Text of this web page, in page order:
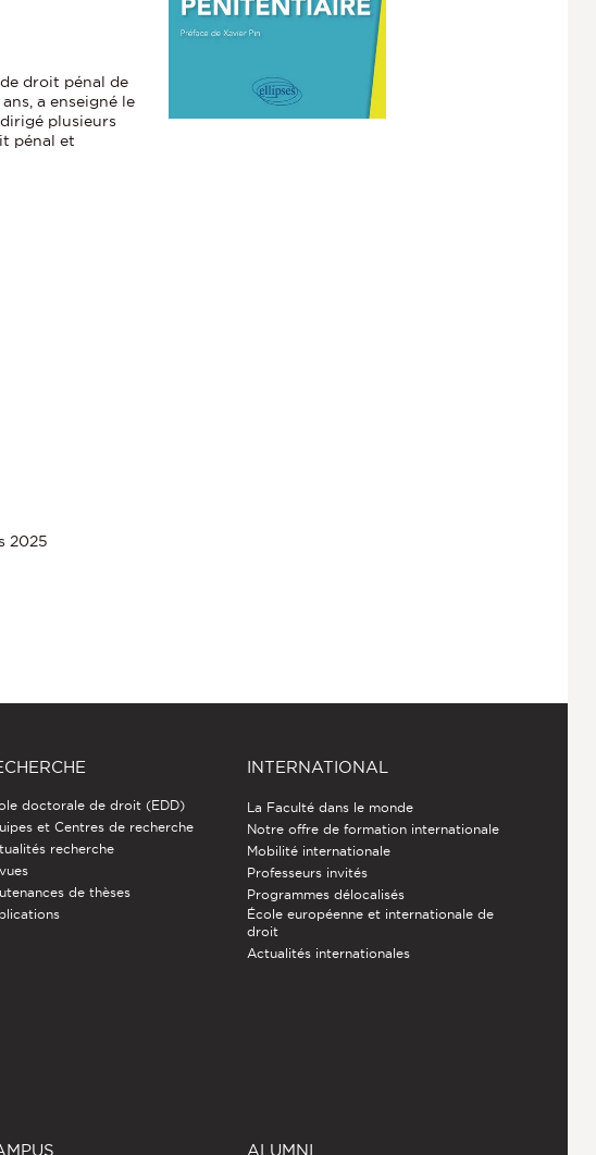
droit pénal de
a enseigné le
plusieurs
pénal et
2025
doctorale de droit (EDD)
et Centres de recherche
recherche
de thèses
INTERNATIONAL
La Faculté dans le monde
Notre offre de formation internationale
Mobilité internationale
Professeurs invités
Programmes délocalisés
École européenne et internationale de
droit
Actualités internationales
ALUMNI